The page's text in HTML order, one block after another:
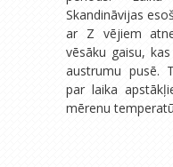
Skandināvijas
ar Z vējiem
vēsāku gaisu,
austrumu pusē.
par laika
mērenu